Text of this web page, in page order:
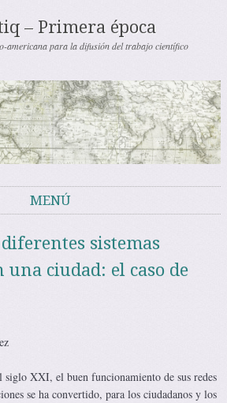
– Primera época
americana para la difusión del trabajo científico
MENÚ
sistemas
ciudad: el caso de
siglo XXI, el buen funcionamiento de sus redes
se ha convertido, para los ciudadanos y los